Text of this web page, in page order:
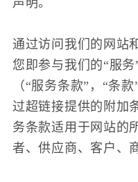
声明。
通过访问我们的网站
您即参与我们的“服
（“服务条款”，“条
过超链接提供的附加
务条款适用于网站的
者、供应商、客户、